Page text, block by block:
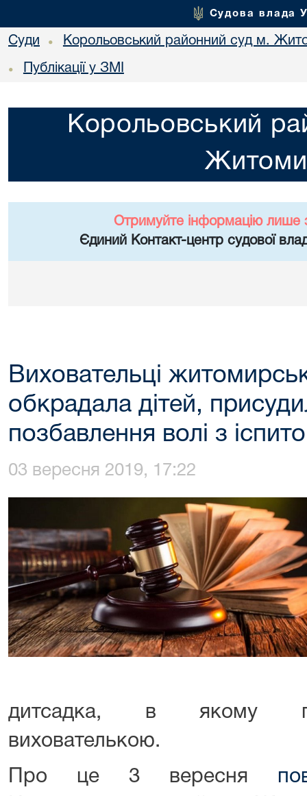
Судова влада
Суди • Корольовський районний суд м.
• Публікації у ЗМІ
Корольовський
Отримуйте інформацію лише
Єдиний Контакт-центр судової
Виховательці
обкрадала дітей,
позбавлення волі з
03 вересня 2019, 17:22
дитсадка, в якому
вихователькою.
Про це 3 вересня